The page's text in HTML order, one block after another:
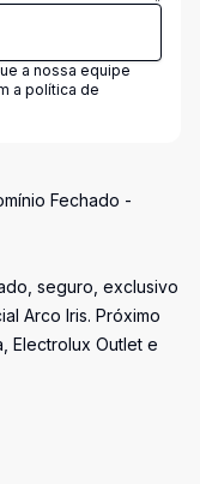
a nossa equipe
a política de
Fechado -
seguro, exclusivo
Arco Iris. Próximo
Electrolux Outlet e